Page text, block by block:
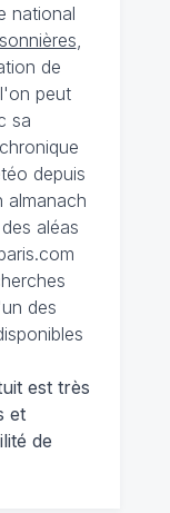
national
,
de
peut
sa
chronique
depuis
almanach
aléas
des
est très
et
de